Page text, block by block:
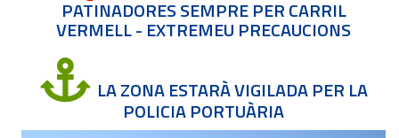
PATINADORES SEMPRE PER CARRIL
VERMELL - EXTREMEU PRECAUCIONS
LA ZONA ESTARÀ VIGILADA PER LA
POLICIA PORTUÀRIA